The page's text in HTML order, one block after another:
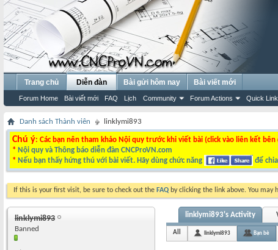
Trang chủ Diễn đàn
Forum Home Bài viết mới FAQ Lịch Community Forum Actions Quick
Bài gửi hôm nay Bài viết mới
Danh sách Thành viên linklymi893
Chú ý: Các bạn nên tham khảo Nội quy trước khi viết bài (click vào liên kết
* Nội quy và Thông báo diễn đàn CNCProVN.com
* Nếu bạn thấy hứng thú với bài viết. Hãy dùng chức năng để
If this is your first visit, be sure to check out the FAQ by clicking the link above. You may
linklymi893
Banned
linklymi893's Activity
All linklymi893 Bạn bè